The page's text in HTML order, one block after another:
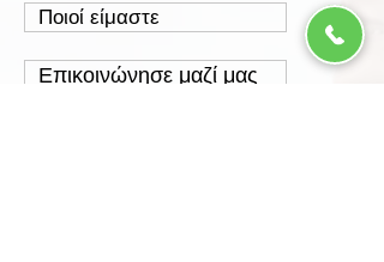
Ποιοί είμαστε
Επικοινώνησε μαζί μας